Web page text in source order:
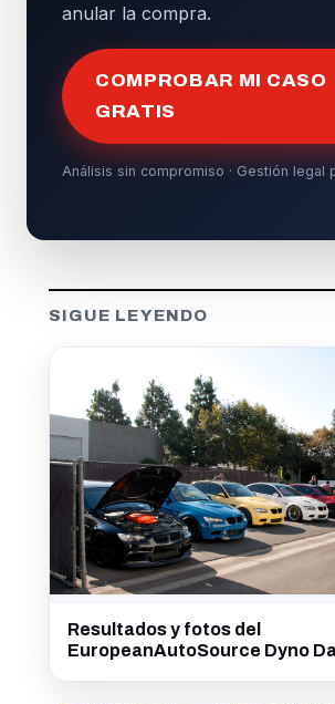
anular la compra.
COMPROBAR MI CASO
GRATIS
Análisis sin compromiso · Gestión legal
SIGUE LEYENDO
Resultados y fotos del
EuropeanAutoSource Dyno